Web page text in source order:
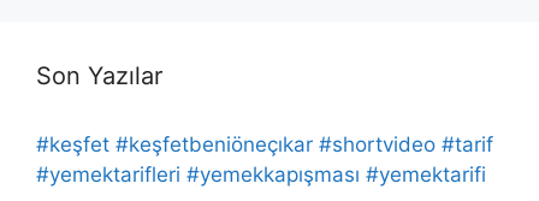
Son Yazılar
#keşfet #keşfetbeniöneçıkar #shortvideo #tarif
#yemektarifleri #yemekkapışması #yemektarifi